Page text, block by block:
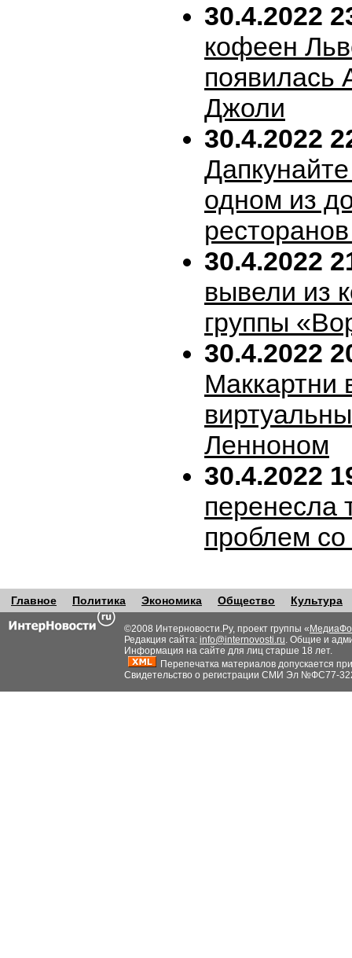
30.4.2022
кофеен
появилась
Джоли
30.4.2022
одном из
30.4.2022
вывели из
группы
30.4.2022
Маккартни
Ленноном
30.4.2022
перенесла
проблем
Главное Политика Экономика Общество Культура
©2008 Интерновости.Ру, проект группы «
Редакция сайта: info@internovosti.ru. Общие и
Информация на сайте для лиц старше 18 лет.
Перепечатка материалов допускается
Свидетельство о регистрации СМИ Эл №ФС77-